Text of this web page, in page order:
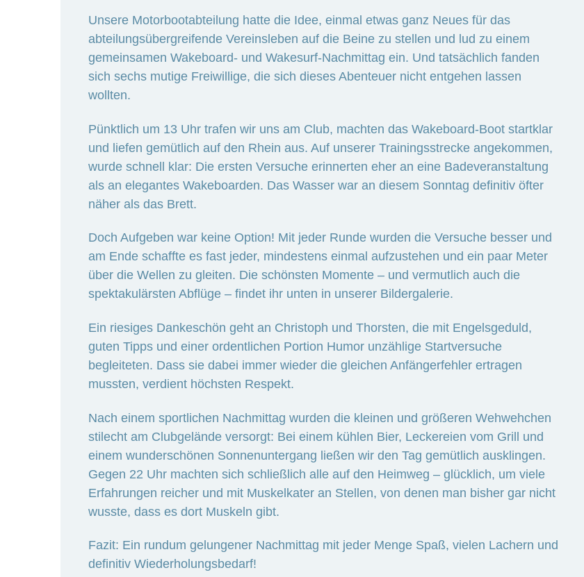
Unsere Motorbootabteilung hatte die Idee, einmal etwas ganz Neues für das
abteilungsübergreifende Vereinsleben auf die Beine zu stellen und lud zu einem
gemeinsamen Wakeboard- und Wakesurf-Nachmittag ein. Und tatsächlich fanden
sich sechs mutige Freiwillige, die sich dieses Abenteuer nicht entgehen lassen
wollten.
Pünktlich um 13 Uhr trafen wir uns am Club, machten das Wakeboard-Boot startklar
und liefen gemütlich auf den Rhein aus. Auf unserer Trainingsstrecke angekommen,
wurde schnell klar: Die ersten Versuche erinnerten eher an eine Badeveranstaltung
als an elegantes Wakeboarden. Das Wasser war an diesem Sonntag definitiv öfter
näher als das Brett.
Doch Aufgeben war keine Option! Mit jeder Runde wurden die Versuche besser und
am Ende schaffte es fast jeder, mindestens einmal aufzustehen und ein paar Meter
über die Wellen zu gleiten. Die schönsten Momente – und vermutlich auch die
spektakulärsten Abflüge – findet ihr unten in unserer Bildergalerie.
Ein riesiges Dankeschön geht an Christoph und Thorsten, die mit Engelsgeduld,
guten Tipps und einer ordentlichen Portion Humor unzählige Startversuche
begleiteten. Dass sie dabei immer wieder die gleichen Anfängerfehler ertragen
mussten, verdient höchsten Respekt.
Nach einem sportlichen Nachmittag wurden die kleinen und größeren Wehwehchen
stilecht am Clubgelände versorgt: Bei einem kühlen Bier, Leckereien vom Grill und
einem wunderschönen Sonnenuntergang ließen wir den Tag gemütlich ausklingen.
Gegen 22 Uhr machten sich schließlich alle auf den Heimweg – glücklich, um viele
Erfahrungen reicher und mit Muskelkater an Stellen, von denen man bisher gar nicht
wusste, dass es dort Muskeln gibt.
Fazit: Ein rundum gelungener Nachmittag mit jeder Menge Spaß, vielen Lachern und
definitiv Wiederholungsbedarf!